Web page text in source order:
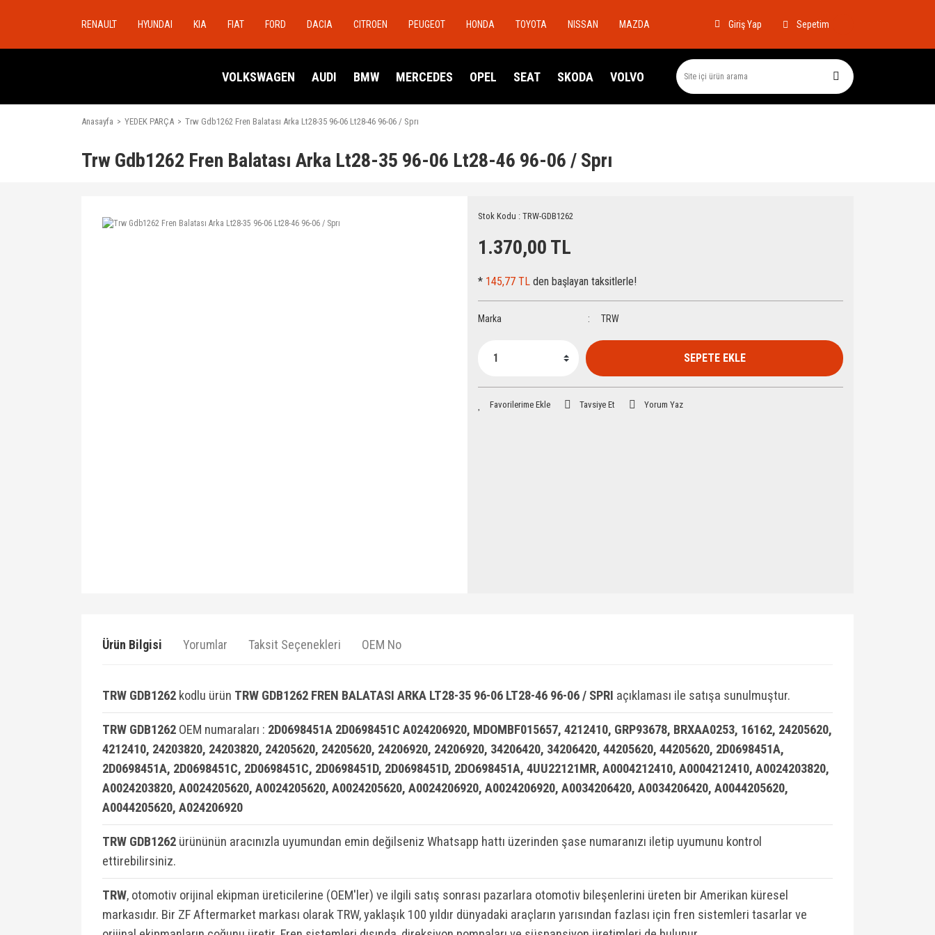
RENAULT HYUNDAI KIA FIAT FORD DACIA CITROEN PEUGEOT HONDA TOYOTA NISSAN MAZDA Giriş Yap Sepetim
VOLKSWAGEN AUDI BMW MERCEDES OPEL SEAT SKODA VOLVO
Anasayfa YEDEK PARÇA Trw Gdb1262 Fren Balatası Arka Lt28-35 96-06 Lt28-46 96-06 / Sprı
Trw Gdb1262 Fren Balatası Arka Lt28-35 96-06 Lt28-46 96-06 / Sprı
Stok Kodu : TRW-GDB1262
1.370,00 TL
* 145,77 TL den başlayan taksitlerle!
Marka TRW
SEPETE EKLE
Tavsiye Et Yorum Yaz
Ürün Bilgisi Yorumlar Taksit Seçenekleri OEM No
TRW GDB1262 kodlu ürün TRW GDB1262 FREN BALATASI ARKA LT28-35 96-06 LT28-46 96-06 / SPRI açıklaması ile satışa sunulmuştur.
TRW GDB1262 OEM numaraları : 2D0698451A 2D0698451C A024206920, MDOMBF015657, 4212410, GRP93678, BRXAA0253, 16162, 24205620,
4212410, 24203820, 24203820, 24205620, 24205620, 24206920, 24206920, 34206420, 34206420, 44205620, 44205620, 2D0698451A,
2D0698451A, 2D0698451C, 2D0698451C, 2D0698451D, 2D0698451D, 2DO698451A, 4UU22121MR, A0004212410, A0004212410, A0024203820,
A0024203820, A0024205620, A0024205620, A0024205620, A0024206920, A0024206920, A0034206420, A0034206420, A0044205620,
A0044205620, A024206920
TRW GDB1262 ürününün aracınızla uyumundan emin değilseniz Whatsapp hattı üzerinden şase numaranızı iletip uyumunu kontrol
ettirebilirsiniz.
TRW, otomotiv orijinal ekipman üreticilerine (OEM'ler) ve ilgili satış sonrası pazarlara otomotiv bileşenlerini üreten bir Amerikan küresel
markasıdır. Bir ZF Aftermarket markası olarak TRW, yaklaşık 100 yıldır dünyadaki araçların yarısından fazlası için fren sistemleri tasarlar ve